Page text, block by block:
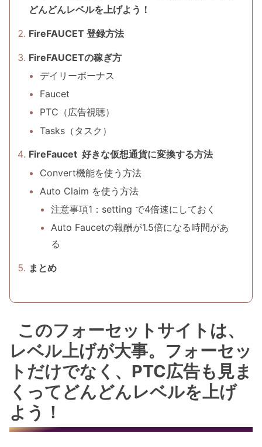
どんどんレベルを上げよう！
FireFAUCET 登録方法
FireFAUCETの稼ぎ方
デイリーボーナス
Faucet
PTC（広告視聴）
Tasks（タスク）
FireFaucet 好きな仮想通貨に変換する方法
Convert機能を使う方法
Auto Claim を使う方法
注意事項1：setting で4倍速にしておく
Auto Faucetの報酬が1.5倍になる時間があ
る
まとめ
このフォーセットサイトは、
レベル上げが大事。フォーセッ
トだけでなく、PTC広告も見ま
くってどんどんレベルを上げ
よう！